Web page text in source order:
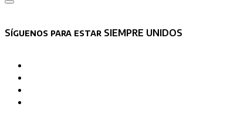
Asides
Síguenos para estar SIEMPRE UNIDOS